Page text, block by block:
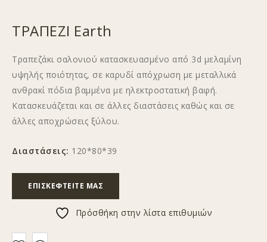
ΤΡΑΠΕΖΙ Earth
Τραπεζάκι σαλονιού κατασκευασμένο από 3d μελαμίνη
υψηλής ποιότητας, σε καρυδί απόχρωση με μεταλλικά
ανθρακί πόδια βαμμένα με ηλεκτροστατική βαφή.
Κατασκευάζεται και σε άλλες διαστάσεις καθώς και σε
άλλες αποχρώσεις ξύλου.
Διαστάσεις: 120*80*39
ΕΠΙΣΚΕΦΤΕΊΤΕ ΜΑΣ
Πρόσθήκη στην λίστα επιθυμιών